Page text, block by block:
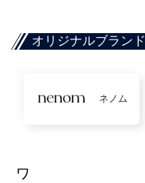
オリジナルブランド
ネノム
ワ